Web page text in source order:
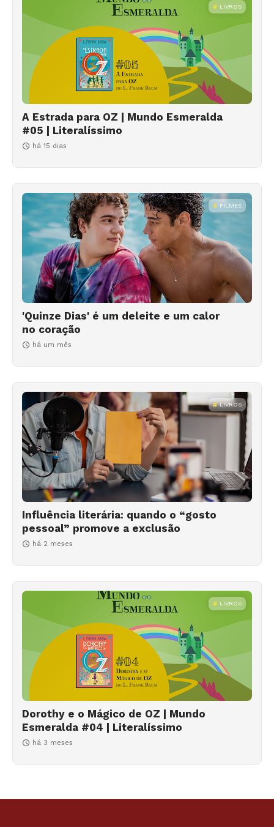
LIVROS
A Estrada para OZ | Mundo Esmeralda
#05 | Literalíssimo
há 15 dias
FILMES
'Quinze Dias' é um deleite e um calor
no coração
há um mês
LIVROS
Influência literária: quando o “gosto
pessoal” promove a exclusão
há 2 meses
LIVROS
Dorothy e o Mágico de OZ | Mundo
Esmeralda #04 | Literalíssimo
há 3 meses